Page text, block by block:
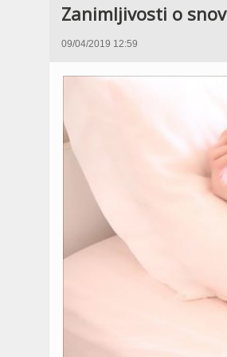
Zanimljivosti o
09/04/2019 12:59